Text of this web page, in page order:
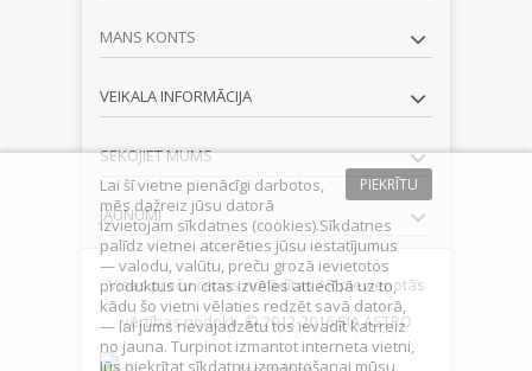
MANS KONTS
VEIKALA INFORMĀCIJA
SEKOJIET MUMS
JAUNUMI
Visas preču cenas norādītas AR pievienotās
vērtības nodokli. © 2012-2016 SIA ASTRO
PIEKRĪTU
Lai šī vietne pienācīgi darbotos,
mēs dažreiz jūsu datorā
izvietojam sīkdatnes (cookies).Sīkdatnes
palīdz vietnei atcerēties jūsu iestatījumus
— valodu, valūtu, preču grozā ievietotos
produktus un citas izvēles attiecībā uz to,
kādu šo vietni vēlaties redzēt savā datorā,
— lai jums nevajadzētu tos ievadīt katrreiz
no jauna. Turpinot izmantot interneta vietni,
Jūs piekrītat sīkdatņu izmantošanai mūsu